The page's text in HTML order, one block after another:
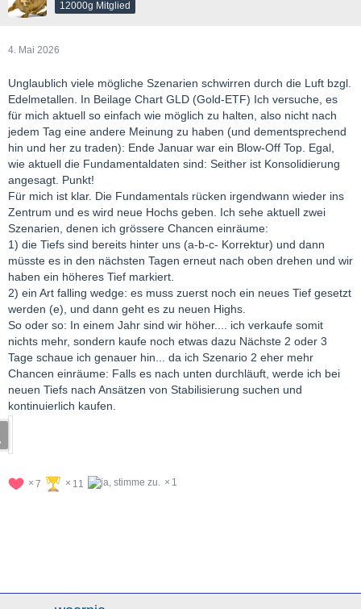
12000g Mitglied
4. Mai 2026
Unglaublich viele mögliche Szenarien schwirren durch die Luft bzgl.
Edelmetallen. In Beilage Chart GLD (Gold-ETF) Ich versuche, es
für mich aktuell so einfach wie möglich zu halten, also nicht nach
jedem Tag eine andere Meinung zu haben (und dementsprechend
hin und her zu traden): Ende Januar war ein Blow-Off Top. Egal,
wie aktuell die Fundamentaldaten sind: Seither ist Konsolidierung
angesagt. Punkt!
Für mich ist klar. Die Fundamentals rücken irgendwann wieder ins
Zentrum und es wird neue Hochs geben. Ich sehe aktuell zwei
Szenarien, denen ich grössere Chancen einräume:
1) die Tiefs sind bereits hinter uns (a-b-c- Korrektur) und dann
müsste es in den nächsten Tagen erneut nach oben drehen und wir
haben ein höheres Tief markiert.
2) ein Art falling wedge: es muss zuerst noch ein neues Tief gesetzt
werden (e), und dann geht es zu neuen Highs.
So oder so: In einem Jahr sind wir höher.... ich verkaufe somit
nichts mehr, sondern kaufe noch etwas dazu Nächste 2 oder 3
Tage schaue ich genauer hin... da ich Szenario 2 eher mehr
Chancen einräume: Falls es nach unten durchläuft, werde ich bei
neuen Tiefs nach Ansätzen von Stabilisierung suchen und
kontinuierlich kaufen.
7 11 1